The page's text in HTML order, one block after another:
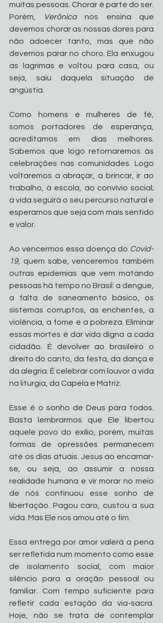
muitas pessoas. Chorar é parte do ser.
Porém,
Verônica nos ensina que
devemos chorar as nossas dores para
não adoecer tanto, mas que não
devemos parar no choro. Ela enxugou
as lagrimas e voltou para casa, ou
seja, saiu daquela situação de
angústia.
Como homens e mulheres de fé,
somos portadores de esperança,
acreditamos em dias melhores.
Sabemos que logo retornaremos às
celebrações nas comunidades. Logo
voltaremos a abraçar, a brincar, ir ao
trabalho, à escola, ao convívio social;
a vida seguirá o seu percurso natural e
esperamos que seja com mais sentido
e valor.
Ao vencermos essa doença do Covid-
19, quem sabe, venceremos também
outras epidemias que vem matando
pessoas há tempo no Brasil: a dengue,
a falta de saneamento básico, os
sistemas corruptos, as enchentes, a
violência, a fome e a pobreza. Eliminar
essas mortes é dar vida digna a cada
cidadão. É devolver ao brasileiro o
direito do canto, da festa, da dança e
da alegria. É celebrar com louvor a vida
na liturgia, da Capela e Matriz.
Esse é o sonho de Deus para todos.
Basta lembrarmos que Ele libertou
aquele povo do exílio, porém, muitas
formas de opressões permanecem
até os dias atuais. Jesus ao encarnar-
se, ou seja, ao assumir a nossa
realidade humana e vir morar no meio
de nós continuou esse sonho de
libertação. Pagou caro, custou a sua
vida. Mas Ele nos amou até o fim.
Essa entrega por amor valerá a pena
ser refletida num momento como esse
de isolamento social, com maior
silêncio para a oração pessoal ou
familiar. Com tempo suficiente para
refletir cada estação da via-sacra.
Hoje, não se trata de contemplar